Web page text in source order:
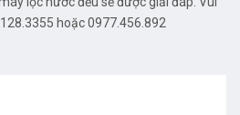
hoặc 0977.456.892